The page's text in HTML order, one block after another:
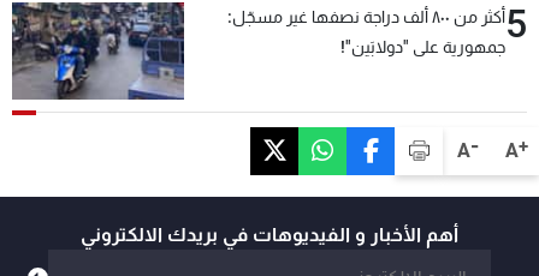
A+
A-
5
أكثر من ٨٠٠ ألف دراجة نصفها غير مسجّل:
جمهورية على "دولابَين"!
أهم الأخبار و الفيديوهات في بريدك الالكتروني